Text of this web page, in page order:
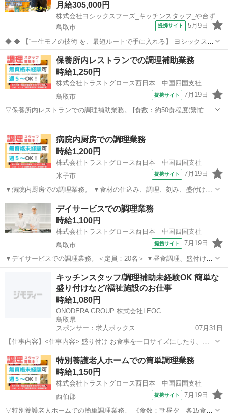
月給305,000円
株式会社ヨシックスフーズ_キッチンスタッフ_や台ずし末広温泉町 (正社員)
鳥取市
提携サイト 5月9日
◆ ◆ 【“一生モノの技術”を、最短ルートで手に入れる】 ヨシックスフ
ーズが運営する寿司居酒屋「や台ずし」では、 鮮魚の一部を加工済み
の状態で仕入れることで仕込みの負担を大幅に削減しています。 入社
後は余計な工程に時間...
鳥取 鳥取市 キッチン
保養所内レストランでの調理補助業務
時給1,250円
株式会社トラストグロース西日本 中国四国支社
鳥取市
提携サイト 7月19日
▽保養所内レストランでの調理補助業務。 [食数：約50食程度(繁忙期
は約200食程度)] ▽食材の盛付け、料理補充(ビュッフェ方式)、ホール
対応、食器洗浄 等。 ※レジ業務無しの為、現金を扱う心配はござい
ません！ ▽制服：貸...病院内厨房での調理業務
時給1,200円
株式会社トラストグロース西日本 中国四国支社
米子市
提携サイト 7月19日
▼病院内厨房での調理業務。 ▼食材の仕込み、調理、刻み、盛付け、
食器洗浄、清掃 等。 ▼制服：貸与あり。 ※採用後、入職前に健康診
断・検便の提出必須。 〇20代-60代職員活躍中。 【必須資格・条件】
◆不問 ※お仕...
鳥取 米子市 キッチン
デイサービスでの調理業務
時給1,100円
株式会社トラストグロース西日本 中国四国支社
鳥取市
提携サイト 7月19日
▼デイサービスでの調理業務。＜定員：20名＞ ▼昼食調理、盛付け
等。 【必須資格・条件】 ◇不問 ※お仕事No.CS-7146G ご応募時に上
記No.をお知らせ下さい♪ ★メールやLINEで履歴書のやりとり可♪履...
キッチン
キッチンスタッフ/調理補助未経験OK 簡単な
盛り付けなど/福祉施設のお仕事
時給1,080円
ONODERA GROUP 株式会社LEOC
鳥取県
スポンサー：求人ボックス
07月31日
【仕事内容】<仕事内容> 盛り付け お食事を一口サイズにしたり、刻
んだりミキサーにかけたりと 食形態を変化させるのも調理補助の仕事
です。 トレイに食事を移す際はご利用者様毎に どの食事を提供をする
かが記載されている 食札を確認しな...
アルバイト・パート
特別養護老人ホームでの簡単調理業務
時給1,150円
株式会社トラストグロース西日本 中国四国支社
西伯郡
提携サイト 7月19日
▽特別養護老人ホームでの簡単調理業務。 《食数：朝昼夕 各15食／